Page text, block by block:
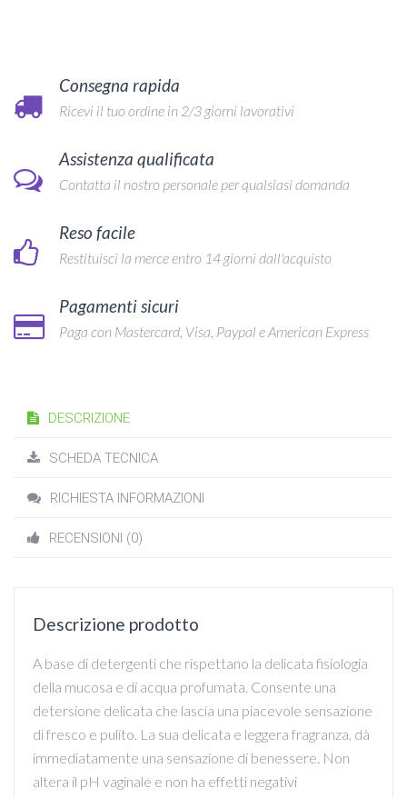
Consegna rapida
Ricevi il tuo ordine in 2/3 giorni lavorativi
Assistenza qualificata
Contatta il nostro personale per qualsiasi domanda
Reso facile
Restituisci la merce entro 14 giorni dall'acquisto
Pagamenti sicuri
Paga con Mastercard, Visa, Paypal e American Express
DESCRIZIONE
SCHEDA TECNICA
RICHIESTA INFORMAZIONI
RECENSIONI (0)
Descrizione prodotto
A base di detergenti che rispettano la delicata fisiologia
della mucosa e di acqua profumata. Consente una
detersione delicata che lascia una piacevole sensazione
di fresco e pulito. La sua delicata e leggera fragranza, dà
immediatamente una sensazione di benessere. Non
altera il pH vaginale e non ha effetti negativi